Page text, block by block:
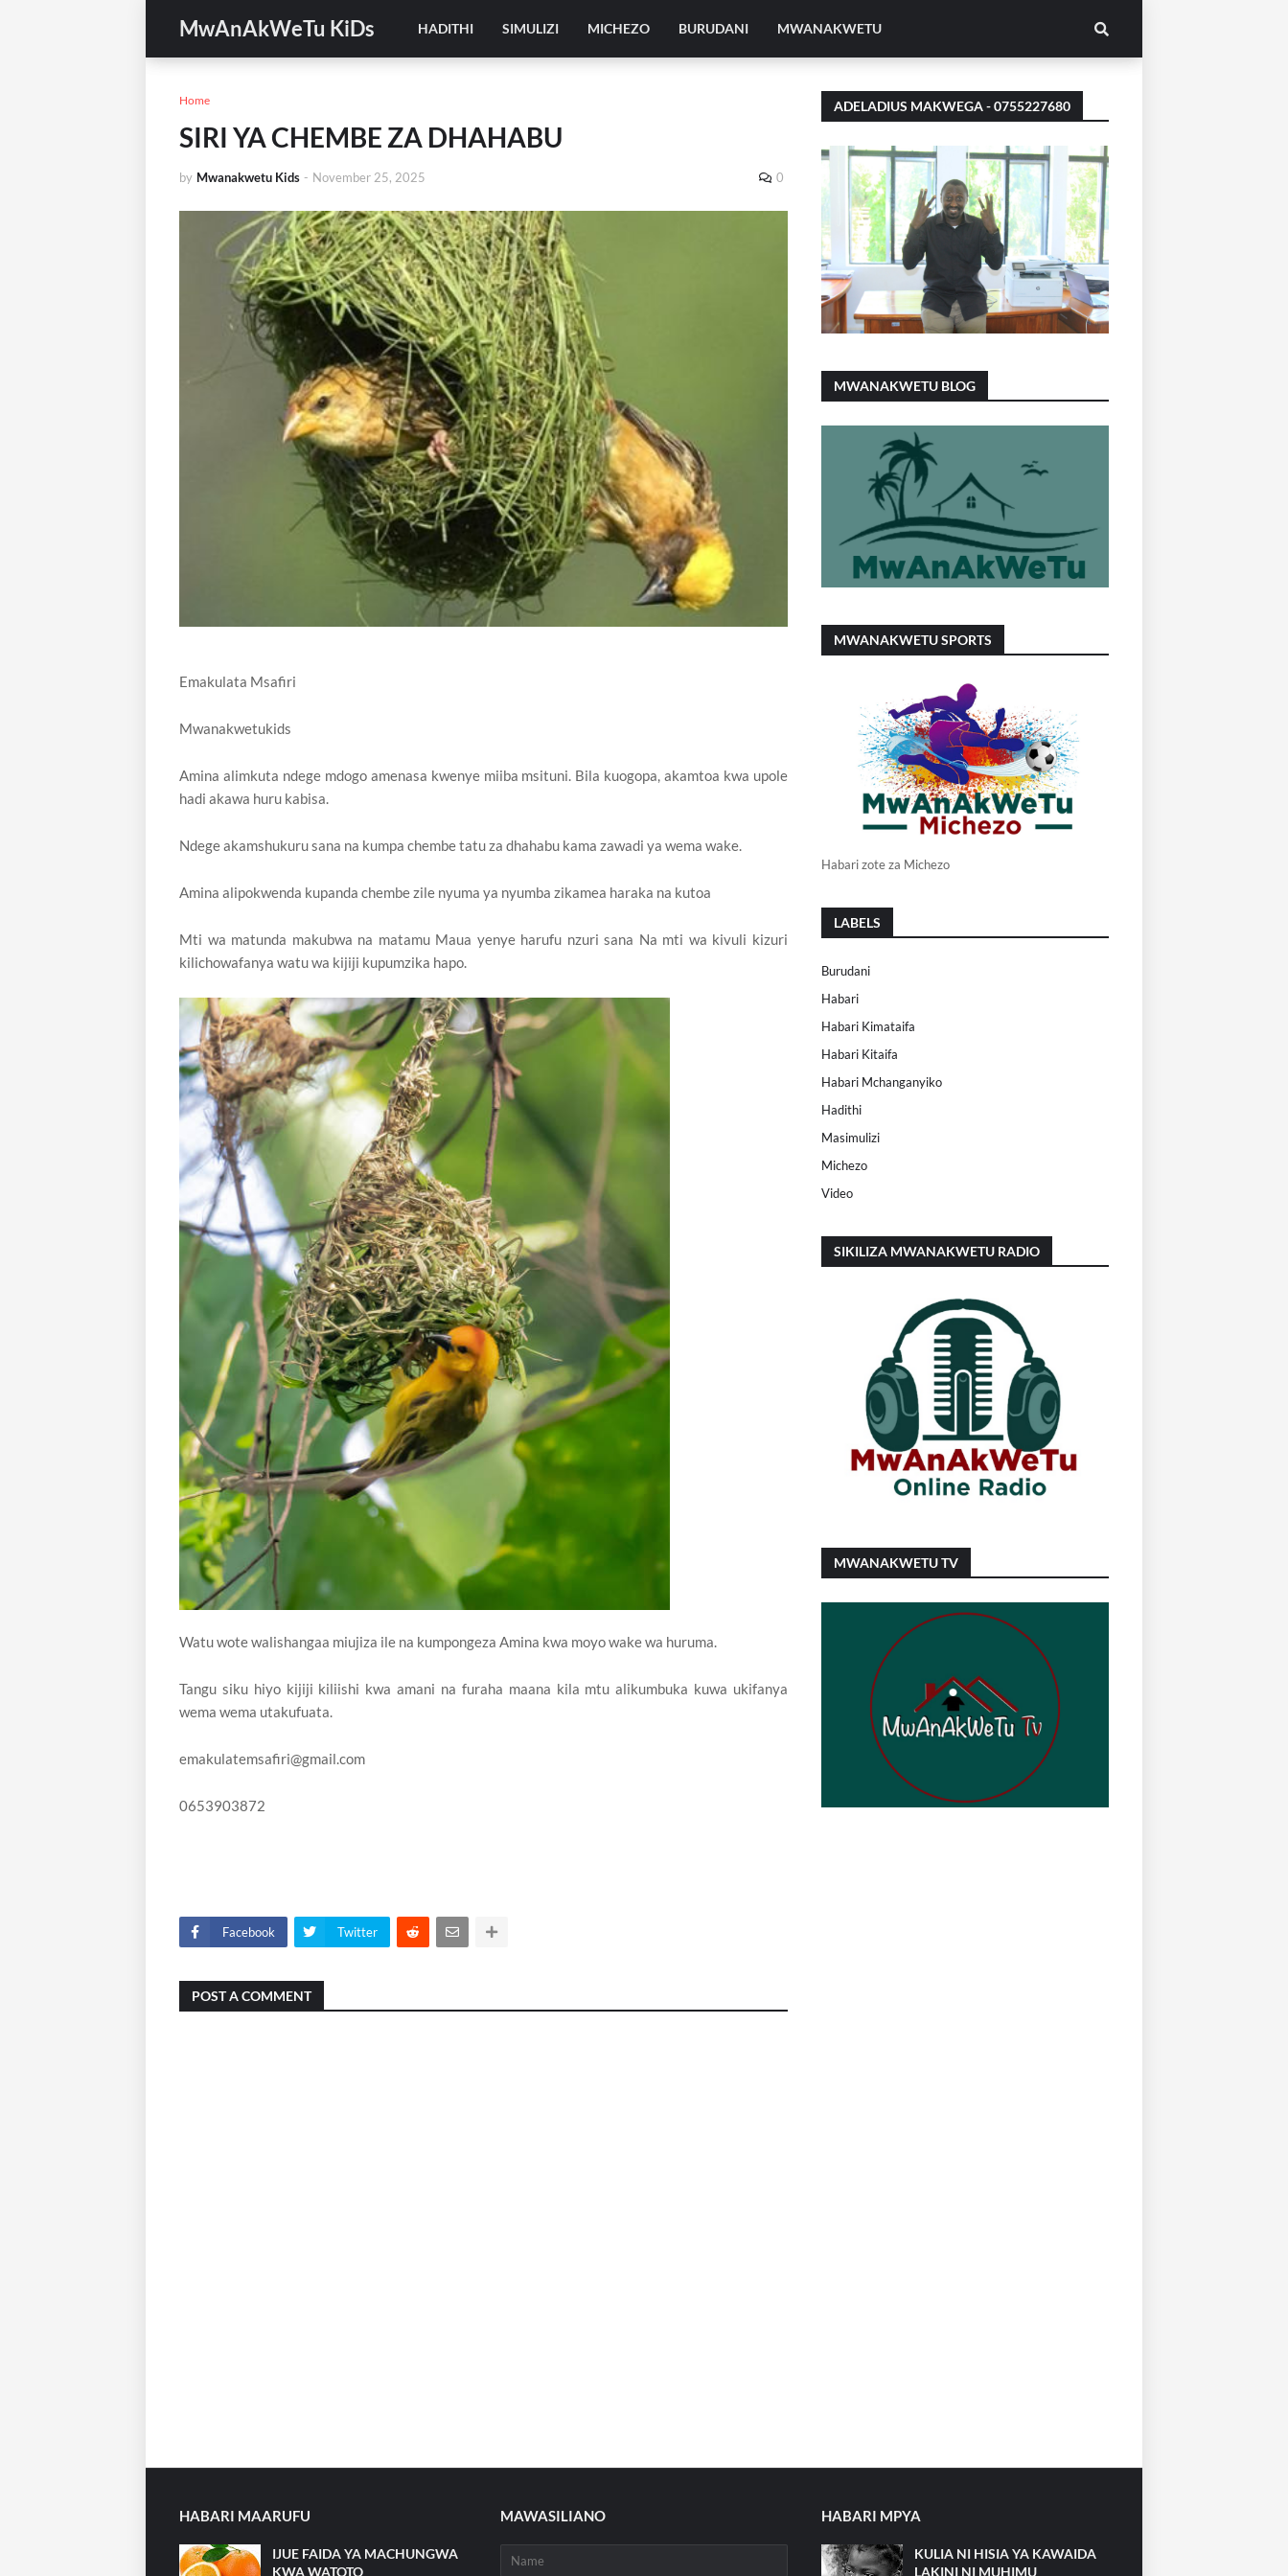
MwAnAkWeTu KiDs HADITHI SIMULIZI MICHEZO BURUDANI MWANAKWETU
Home
SIRI YA CHEMBE ZA DHAHABU
by Mwanakwetu Kids - November 25, 2025 0
Emakulata Msafiri
Mwanakwetukids
Amina alimkuta ndege mdogo amenasa kwenye miiba msituni. Bila kuogopa, akamtoa kwa upole
hadi akawa huru kabisa.
Ndege akamshukuru sana na kumpa chembe tatu za dhahabu kama zawadi ya wema wake.
Amina alipokwenda kupanda chembe zile nyuma ya nyumba zikamea haraka na kutoa
Mti wa matunda makubwa na matamu Maua yenye harufu nzuri sana Na mti wa kivuli kizuri
kilichowafanya watu wa kijiji kupumzika hapo.
Watu wote walishangaa miujiza ile na kumpongeza Amina kwa moyo wake wa huruma.
Tangu siku hiyo kijiji kiliishi kwa amani na furaha maana kila mtu alikumbuka kuwa ukifanya
wema wema utakufuata.
emakulatemsafiri@gmail.com
0653903872
Facebook Twitter
POST A COMMENT
ADELADIUS MAKWEGA - 0755227680
MWANAKWETU BLOG
MWANAKWETU SPORTS
Habari zote za Michezo
LABELS
Burudani
Habari
Habari Kimataifa
Habari Kitaifa
Habari Mchanganyiko
Hadithi
Masimulizi
Michezo
Video
SIKILIZA MWANAKWETU RADIO
MWANAKWETU TV
HABARI MAARUFU
IJUE FAIDA YA MACHUNGWA
KWA WATOTO
MAWASILIANO HABARI MPYA
KULIA NI HISIA YA KAWAIDA
LAKINI NI MUHIMU